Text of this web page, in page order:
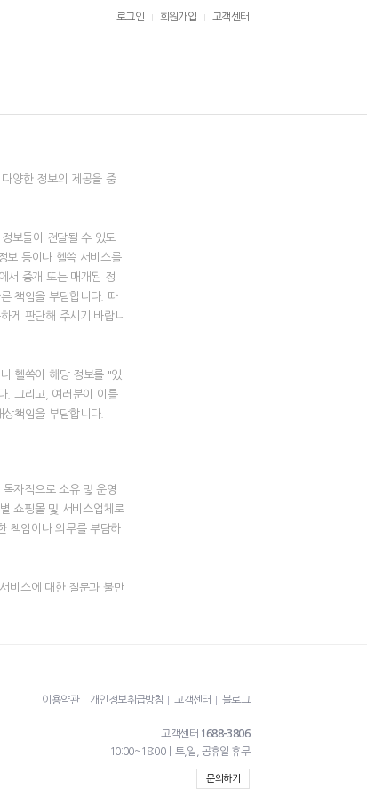
로그인 회원가입 고객센터
양한 정보의 제공을 중
보들이 전달될 수 있도
보 등이나 헬쓱 서비스를
서 중개 또는 매개된 정
책임을 부담합니다. 따
게 판단해 주시기 바랍니
헬쓱이 해당 정보를 "있
. 그리고, 여러분이 이를
책임을 부담합니다.
자적으로 소유 및 운영
쇼핑몰 및 서비스업체로
책임이나 의무를 부담하
비스에 대한 질문과 불만
이용약관 개인정보취급방침 고객센터 블로그
고객센터 1688-3806
10:00~18:00ㅣ토,일, 공휴일 휴무
문의하기